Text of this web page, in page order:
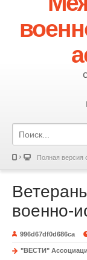
Полная версия
военно-
996d67df0d686ca
"ВЕСТИ"